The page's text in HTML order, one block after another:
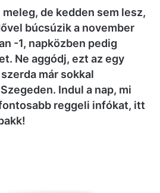
de kedden sem lesz,
búcsúzik a november
-1, napközben pedig
Ne aggódj, ezt az egy
már sokkal
Indul a nap, mi
reggeli infókat, itt